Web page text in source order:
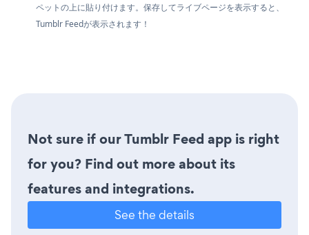
ペットの上に貼り付けます。保存してライブページを表示すると、
Tumblr Feedが表示されます！
Not sure if our Tumblr Feed app is right
for you? Find out more about its
features and integrations.
See the details